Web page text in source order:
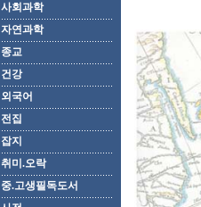
사회과학
자연과학
종교
건강
외국어
전집
잡지
취미.오락
중.고생필독도서